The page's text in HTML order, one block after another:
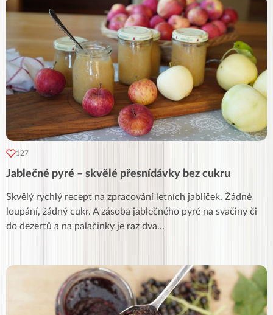
127
Jablečné pyré – skvělé přesnídávky bez cukru
Skvělý rychlý recept na zpracování letních jablíček. Žádné
loupání, žádný cukr. A zásoba jablečného pyré na svačiny či
do dezertů a na palačinky je raz dva...